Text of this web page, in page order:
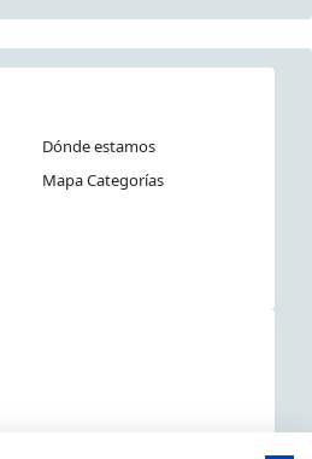
Dónde estamos
Mapa Categorías